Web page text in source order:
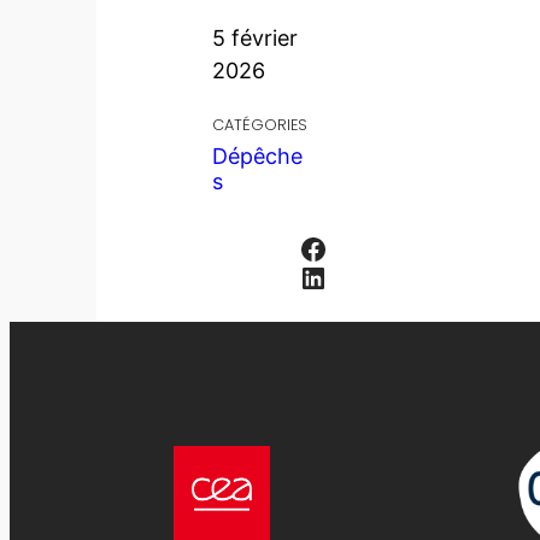
5 février
2026
CATÉGORIES
Dépêche
s
Facebook
LinkedIn